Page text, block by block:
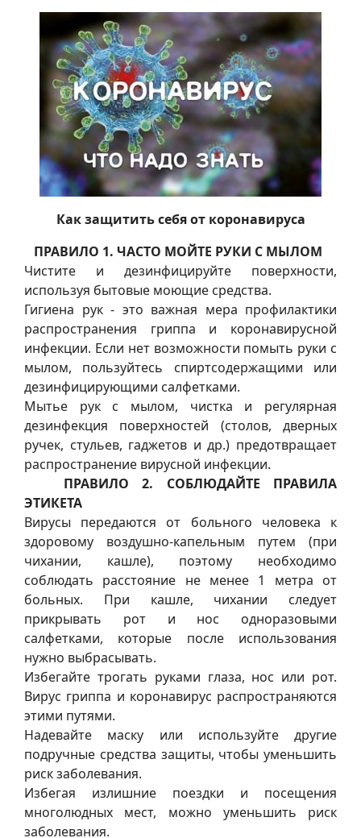
Как защитить себя от коронавируса
ПРАВИЛО 1. ЧАСТО МОЙТЕ РУКИ С МЫЛОМ
Чистите и дезинфицируйте поверхности,
используя бытовые моющие средства.
Гигиена рук - это важная мера профилактики
распространения гриппа и коронавирусной
инфекции. Если нет возможности помыть руки с
мылом, пользуйтесь спиртсодержащими или
дезинфицирующими салфетками.
Мытье рук с мылом, чистка и регулярная
дезинфекция поверхностей (столов, дверных
ручек, стульев, гаджетов и др.) предотвращает
распространение вирусной инфекции.
ПРАВИЛО 2. СОБЛЮДАЙТЕ ПРАВИЛА
ЭТИКЕТА
Вирусы передаются от больного человека к
здоровому воздушно-капельным путем (при
чихании, кашле), поэтому необходимо
соблюдать расстояние не менее 1 метра от
больных. При кашле, чихании следует
прикрывать рот и нос одноразовыми
салфетками, которые после использования
нужно выбрасывать.
Избегайте трогать руками глаза, нос или рот.
Вирус гриппа и коронавирус распространяются
этими путями.
Надевайте маску или используйте другие
подручные средства защиты, чтобы уменьшить
риск заболевания.
Избегая излишние поездки и посещения
многолюдных мест, можно уменьшить риск
заболевания.